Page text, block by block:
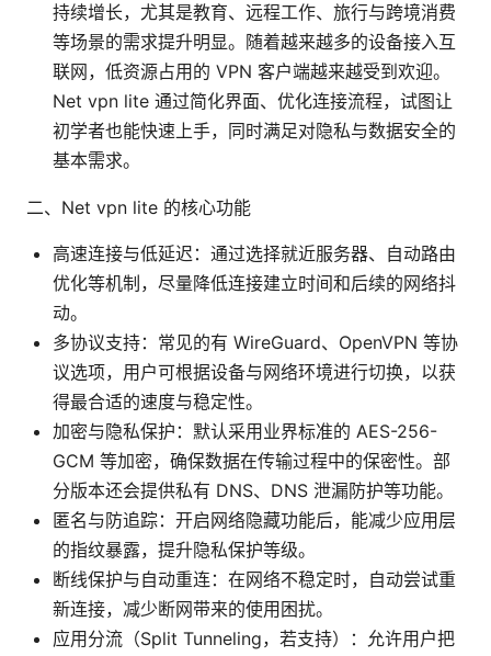
持续增长，尤其是教育、远程工作、旅行与跨境消费
等场景的需求提升明显。随着越来越多的设备接入互
联网，低资源占用的 VPN 客户端越来越受到欢迎。
Net vpn lite 通过简化界面、优化连接流程，试图让
初学者也能快速上手，同时满足对隐私与数据安全的
基本需求。
二、Net vpn lite 的核心功能
高速连接与低延迟：通过选择就近服务器、自动路由
优化等机制，尽量降低连接建立时间和后续的网络抖
动。
多协议支持：常见的有 WireGuard、OpenVPN 等协
议选项，用户可根据设备与网络环境进行切换，以获
得最合适的速度与稳定性。
加密与隐私保护：默认采用业界标准的 AES-256-
GCM 等加密，确保数据在传输过程中的保密性。部
分版本还会提供私有 DNS、DNS 泄漏防护等功能。
匿名与防追踪：开启网络隐藏功能后，能减少应用层
的指纹暴露，提升隐私保护等级。
断线保护与自动重连：在网络不稳定时，自动尝试重
新连接，减少断网带来的使用困扰。
应用分流（Split Tunneling，若支持）：允许用户把